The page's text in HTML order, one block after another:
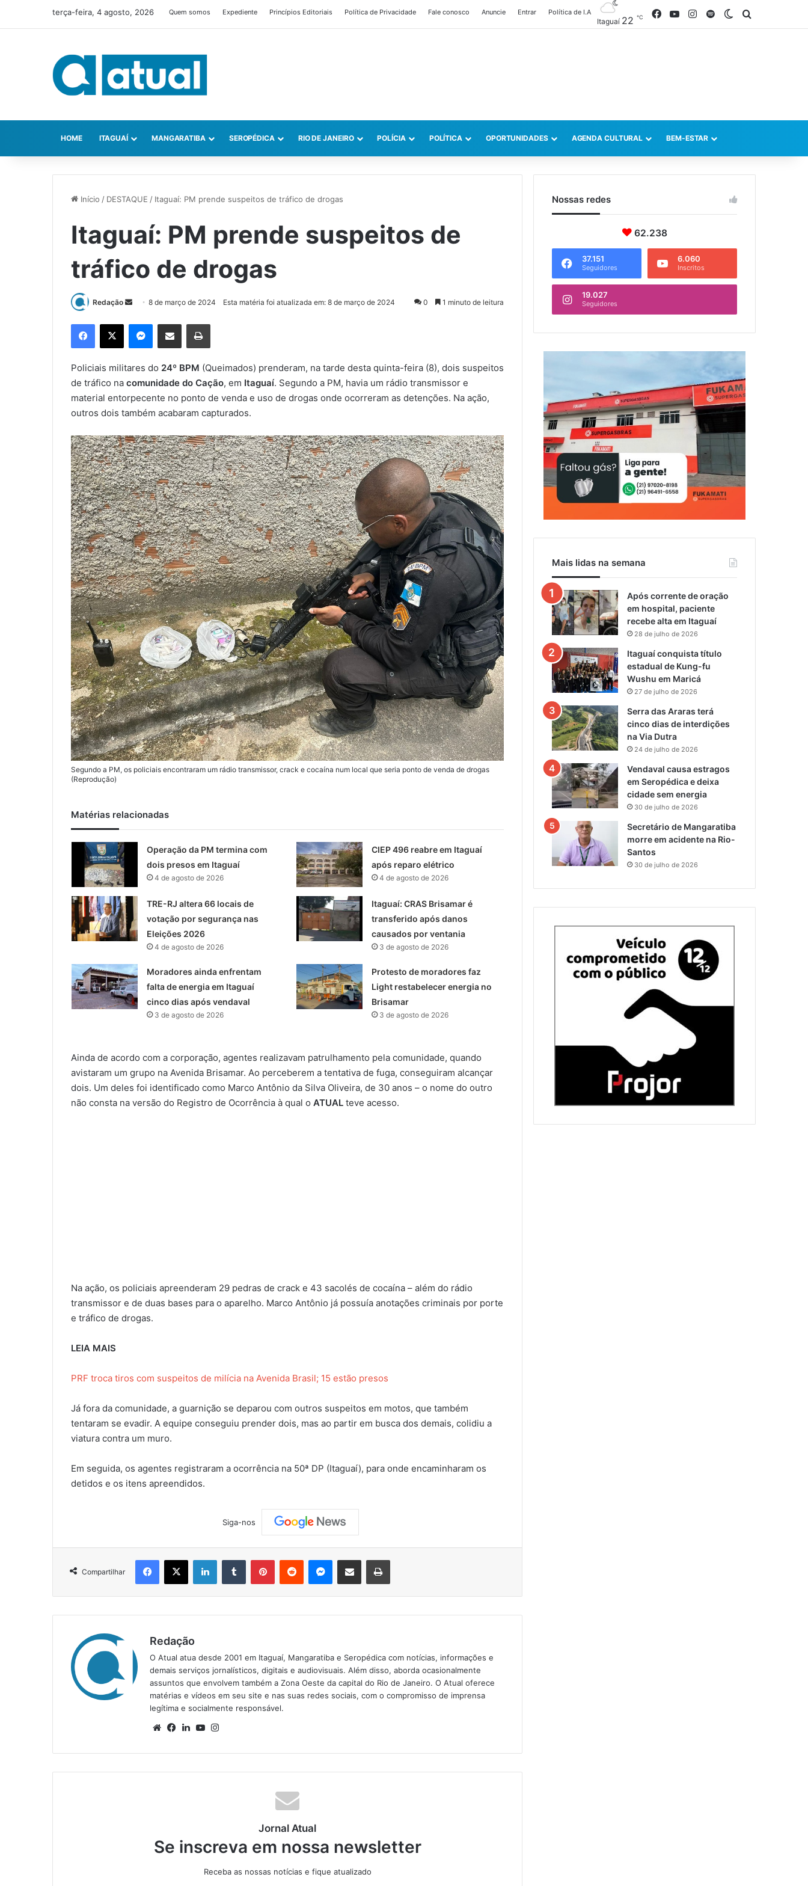
terça-feira, 4 agosto, 2026 Quem somos Expediente Princípios Editoriais Política de Privacidade Fale conosco Anuncie Entrar Política de I.A
Itaguaí 22 ℃ FacebookYouTubeInstagram
SpotifySwitch skin
HOME ITAGUAÍ MANGARATIBA SEROPÉDICA RIO DE JANEIRO POLÍCIA POLÍTICA OPORTUNIDADES AGENDA CULTURAL BEM-ESTAR
Início / DESTAQUE / Itaguaí: PM prende suspeitos de tráfico de drogas
Itaguaí: PM prende suspeitos de
tráfico de drogas
Redação
m
e
-
a
i
l
8 de março de 2024 Esta matéria foi atualizada em: 8 de março de 2024 0 1 minuto de leitura
Policiais militares do 24º BPM (Queimados) prenderam, na tarde desta quinta-feira (8), dois suspeitos
de tráfico na comunidade do Cação, em Itaguaí. Segundo a PM, havia um rádio transmissor e
material entorpecente no ponto de venda e uso de drogas onde ocorreram as detenções. Na ação,
outros dois também acabaram capturados.
Segundo a PM, os policiais encontraram um rádio transmissor, crack e cocaína num local que seria ponto de venda de drogas
(Reprodução)
Matérias relacionadas
Operação da PM termina com
dois presos em Itaguaí
4 de agosto de 2026
CIEP 496 reabre em Itaguaí
após reparo elétrico
4 de agosto de 2026
TRE-RJ altera 66 locais de
votação por segurança nas
Eleições 2026
4 de agosto de 2026
Itaguaí: CRAS Brisamar é
transferido após danos
causados por ventania
3 de agosto de 2026
Moradores ainda enfrentam
falta de energia em Itaguaí
cinco dias após vendaval
3 de agosto de 2026
Protesto de moradores faz
Light restabelecer energia no
Brisamar
3 de agosto de 2026
Ainda de acordo com a corporação, agentes realizavam patrulhamento pela comunidade, quando
avistaram um grupo na Avenida Brisamar. Ao perceberem a tentativa de fuga, conseguiram alcançar
dois. Um deles foi identificado como Marco Antônio da Silva Oliveira, de 30 anos – o nome do outro
não consta na versão do Registro de Ocorrência à qual o ATUAL teve acesso.
Na ação, os policiais apreenderam 29 pedras de crack e 43 sacolés de cocaína – além do rádio
transmissor e de duas bases para o aparelho. Marco Antônio já possuía anotações criminais por porte
e tráfico de drogas.
LEIA MAIS
PRF troca tiros com suspeitos de milícia na Avenida Brasil; 15 estão presos
Já fora da comunidade, a guarnição se deparou com outros suspeitos em motos, que também
tentaram se evadir. A equipe conseguiu prender dois, mas ao partir em busca dos demais, colidiu a
viatura contra um muro.
Em seguida, os agentes registraram a ocorrência na 50ª DP (Itaguaí), para onde encaminharam os
detidos e os itens apreendidos.
Siga-nos
Compartilhar
Redação
O Atual atua desde 2001 em Itaguaí, Mangaratiba e Seropédica com notícias, informações e
demais serviços jornalísticos, digitais e audiovisuais. Além disso, aborda ocasionalmente
assuntos que envolvem também a Zona Oeste da capital do Rio de Janeiro. O Atual oferece
matérias e vídeos em seu site e nas suas redes sociais, com o compromisso de imprensa
legítima e socialmente responsável.
We
te
Fa
bo
ok
Lin
din
Yo
ub
e
ra
m
Jornal Atual
Se inscreva em nossa newsletter
Receba as nossas notícias e fique atualizado
Nossas redes
62.238
37.151
Seguidores
6.060
Inscritos
19.027
Seguidores
Mais lidas na semana
Após corrente de oração
em hospital, paciente
recebe alta em Itaguaí
28 de julho de 2026
Itaguaí conquista título
estadual de Kung-fu
Wushu em Maricá
27 de julho de 2026
Serra das Araras terá
cinco dias de interdições
na Via Dutra
24 de julho de 2026
Vendaval causa estragos
em Seropédica e deixa
cidade sem energia
30 de julho de 2026
Secretário de Mangaratiba
morre em acidente na Rio-
Santos
30 de julho de 2026